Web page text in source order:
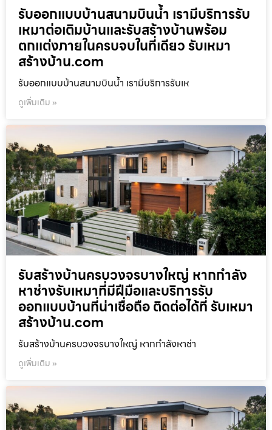
รับออกแบบบ้านสนามบินน้ำ เรามีบริการรับ
เหมาต่อเติมบ้านและรับสร้างบ้านพร้อม
ตกแต่งภายในครบจบในที่เดียว รับเหมา
สร้างบ้าน.com
รับออกแบบบ้านสนามบินน้ำ เรามีบริการรับเห
ดูเพิ่มเติม »
รับสร้างบ้านครบวงจรบางใหญ่ หากกำลัง
หาช่างรับเหมาที่มีฝีมือและบริการรับ
ออกแบบบ้านที่น่าเชื่อถือ ติดต่อได้ที่ รับเหมา
สร้างบ้าน.com
รับสร้างบ้านครบวงจรบางใหญ่ หากกำลังหาช่า
ดูเพิ่มเติม »